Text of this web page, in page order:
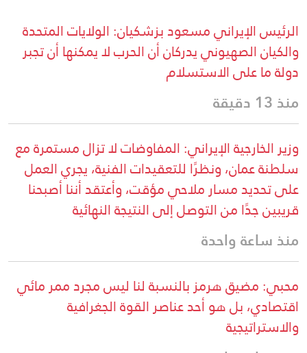
الرئيس الإيراني مسعود بزشكيان: الولايات المتحدة
والكيان الصهيوني يدركان أن الحرب لا يمكنها أن تجبر
دولة ما على الاستسلام
منذ 13 دقيقة
وزير الخارجية الإيراني: المفاوضات لا تزال مستمرة مع
سلطنة عمان، ونظرًا للتعقيدات الفنية، يجري العمل
على تحديد مسار ملاحي مؤقت، وأعتقد أننا أصبحنا
قريبين جدًا من التوصل إلى النتيجة النهائية
منذ ساعة واحدة
محبي: مضيق هرمز بالنسبة لنا ليس مجرد ممر مائي
اقتصادي، بل هو أحد عناصر القوة الجغرافية
والاستراتيجية